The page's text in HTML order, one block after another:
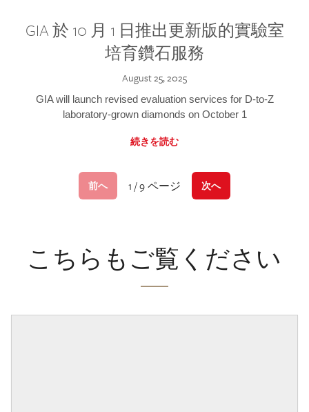
GIA 於 10 月 1 日推出更新版的實驗室
培育鑽石服務
August 25, 2025
GIA will launch revised evaluation services for D-to-Z
laboratory-grown diamonds on October 1
続きを読む
前へ 1 / 9 ページ 次へ
こちらもご覧ください